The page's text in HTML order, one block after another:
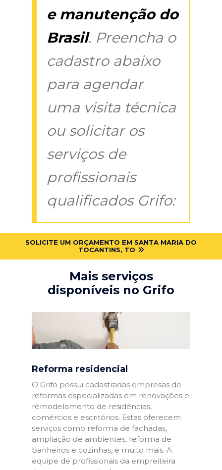
e manutenção do
Brasil. Preencha o
cadastro abaixo
para agendar
uma visita técnica
ou solicitar os
serviços de
profissionais
qualificados Grifo:
SOLICITE UM ORÇAMENTO EM SANTA MARIA DO
TOCANTINS, TO
Mais serviços
disponíveis no Grifo
Reforma residencial
O Grifo possui cadastradas empresas de
reformas especializadas em renovações e
remodelamento de residências,
comércios e escritórios. Estas oferecem
serviços como reforma de fachadas,
ampliação de ambientes, reforma de
banheiros e cozinhas, e muito mais. A
equipe de profissionais da empreiteira